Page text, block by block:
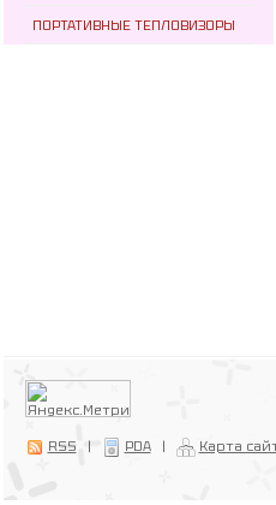
ПОРТАТИВНЫЕ ТЕПЛОВИЗОРЫ
RSS | PDA | Карта